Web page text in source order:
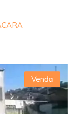
Venda